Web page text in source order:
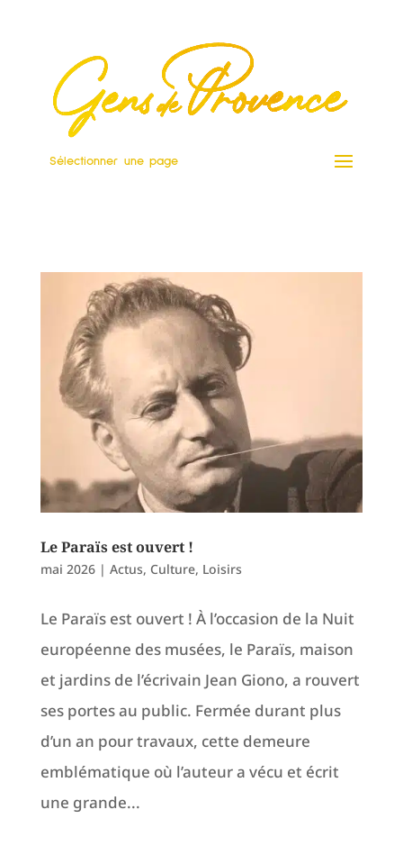
Sélectionner une page
Le Paraïs est ouvert !
mai 2026| Actus, Culture, Loisirs
Le Paraïs est ouvert ! À l’occasion de la Nuit
européenne des musées, le Paraïs, maison
et jardins de l’écrivain Jean Giono, a rouvert
ses portes au public. Fermée durant plus
d’un an pour travaux, cette demeure
emblématique où l’auteur a vécu et écrit
une grande...